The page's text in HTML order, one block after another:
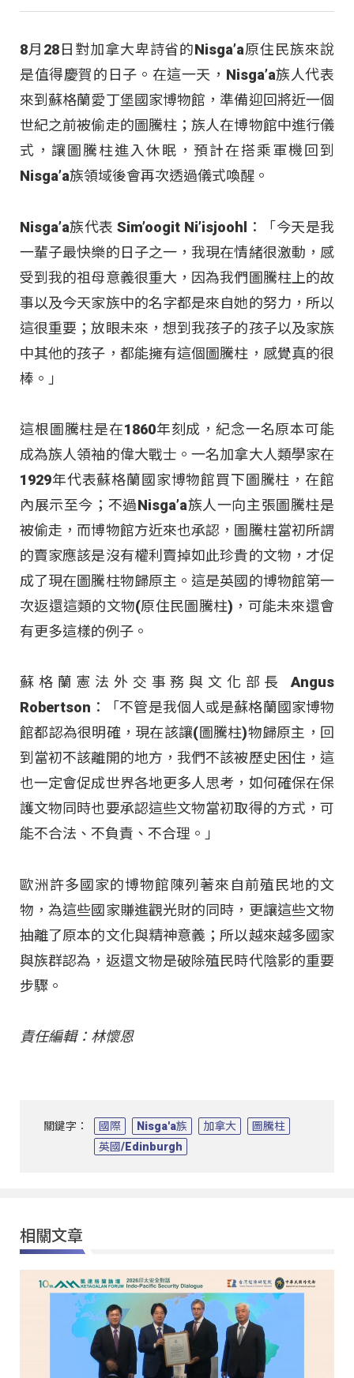
8月28日對加拿大卑詩省的Nisga’a原住民族來說
是值得慶賀的日子。在這一天，Nisga’a族人代表
來到蘇格蘭愛丁堡國家博物館，準備迎回將近一個
世紀之前被偷走的圖騰柱；族人在博物館中進行儀
式，讓圖騰柱進入休眠，預計在搭乘軍機回到
Nisga’a族領域後會再次透過儀式喚醒。
Nisga’a族代表 Sim’oogit Ni’isjoohl：「今天是我
一輩子最快樂的日子之一，我現在情緒很激動，感
受到我的祖母意義很重大，因為我們圖騰柱上的故
事以及今天家族中的名字都是來自她的努力，所以
這很重要；放眼未來，想到我孩子的孩子以及家族
中其他的孩子，都能擁有這個圖騰柱，感覺真的很
棒。」
這根圖騰柱是在1860年刻成，紀念一名原本可能
成為族人領袖的偉大戰士。一名加拿大人類學家在
1929年代表蘇格蘭國家博物館買下圖騰柱，在館
內展示至今；不過Nisga’a族人一向主張圖騰柱是
被偷走，而博物館方近來也承認，圖騰柱當初所謂
的賣家應該是沒有權利賣掉如此珍貴的文物，才促
成了現在圖騰柱物歸原主。這是英國的博物館第一
次返還這類的文物(原住民圖騰柱)，可能未來還會
有更多這樣的例子。
蘇格蘭憲法外交事務與文化部長 Angus
Robertson：「不管是我個人或是蘇格蘭國家博物
館都認為很明確，現在該讓(圖騰柱)物歸原主，回
到當初不該離開的地方，我們不該被歷史困住，這
也一定會促成世界各地更多人思考，如何確保在保
護文物同時也要承認這些文物當初取得的方式，可
能不合法、不負責、不合理。」
歐洲許多國家的博物館陳列著來自前殖民地的文
物，為這些國家賺進觀光財的同時，更讓這些文物
抽離了原本的文化與精神意義；所以越來越多國家
與族群認為，返還文物是破除殖民時代陰影的重要
步驟。
責任編輯：林懷恩
關鍵字： 國際 Nisga'a族 加拿大
圖騰柱
英國/Edinburgh
相關文章